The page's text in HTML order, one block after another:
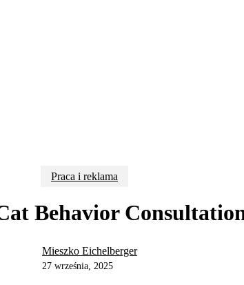
Praca i reklama
Behavior
Mieszko Eichelberger
27 września, 2025